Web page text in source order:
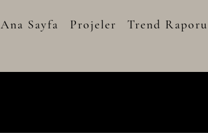
Ana Sayfa Projeler Trend Raporu